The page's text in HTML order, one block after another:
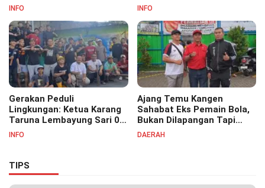
Bersihkan Saluran Air di RW
INFO
S.Pd.M.M Hadiri Haul Akbar
Pesantren Cipasung.
INFO
Gerakan Peduli
Lingkungan: Ketua Karang
Taruna Lembayung Sari 09
Irvan Permana Ajak
INFO
Ajang Temu Kangen
Sahabat Eks Pemain Bola,
Bukan Dilapangan Tapi
Ditongkrongan
DAERAH
TIPS